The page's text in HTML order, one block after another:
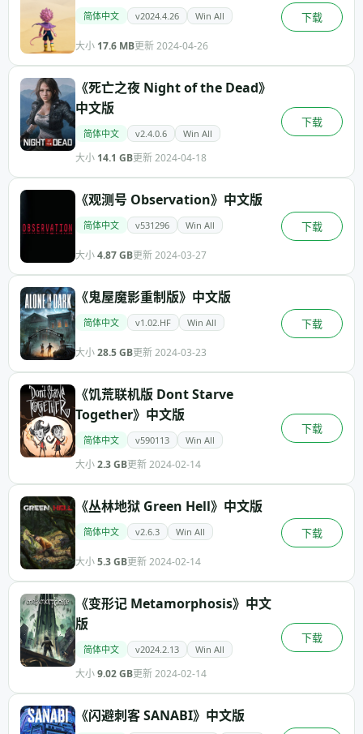
简体中文 v2024.4.26 Win All
大小 17.6 MB更新 2024-04-26
下载
《死亡之夜 Night of the Dead》
中文版
简体中文 v2.4.0.6 Win All
大小 14.1 GB更新 2024-04-18
下载
《观测号 Observation》中文版
简体中文 v531296 Win All
大小4.87 GB更新 2024-03-27
下载
《鬼屋魔影重制版》中文版
简体中文 v1.02.HF Win All
大小28.5 GB更新 2024-03-23
下载
《饥荒联机版 Dont Starve
Together》中文版
简体中文 v590113 Win All
大小2.3 GB更新 2024-02-14
下载
《丛林地狱 Green Hell》中文版
简体中文 v2.6.3 Win All
大小5.3 GB更新 2024-02-14
下载
《变形记 Metamorphosis》中文
版
简体中文 v2024.2.13 Win All
大小9.02 GB更新 2024-02-14
下载
《闪避刺客 SANABI》中文版